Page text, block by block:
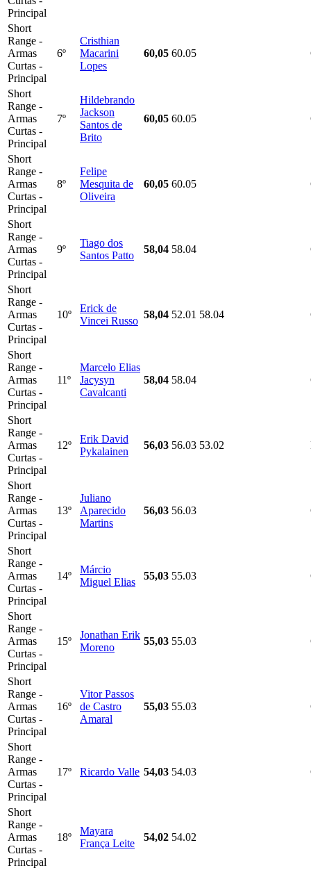
Principal
Short
Range -
Armas
Curtas -
Principal
6º
Cristhian
Macarini
Lopes
60,05 60.05
Short
Range -
Armas
Curtas -
Principal
7º
Hildebrando
Jackson
Santos de
Brito
60,05 60.05
Short
Range -
Armas
Curtas -
Principal
8º
Felipe
Mesquita de
Oliveira
60,05 60.05
Short
Range -
Armas
Curtas -
Principal
9º
Tiago dos
Santos Patto
58,04 58.04
Short
Range -
Armas
Curtas -
Principal
10º
Erick de
Vincei Russo
58,04 52.01 58.04
Short
Range -
Armas
Curtas -
Principal
11º
Marcelo Elias
Jacysyn
Cavalcanti
58,04 58.04
Short
Range -
Armas
Curtas -
Principal
12º
Erik David
Pykalainen
56,03 56.03 53.02
Short
Range -
Armas
Curtas -
Principal
13º
Juliano
Aparecido
Martins
56,03 56.03
Short
Range -
Armas
Curtas -
Principal
14º
Márcio
Miguel Elias
55,03 55.03
Short
Range -
Armas
Curtas -
Principal
15º
Jonathan Erik
Moreno
55,03 55.03
Short
Range -
Armas
Curtas -
Principal
16º
Vitor Passos
de Castro
Amaral
55,03 55.03
Short
Range -
Armas
Curtas -
Principal
17º Ricardo Valle 54,03 54.03
Short
Range -
Armas
Curtas -
Principal
18º
Mayara
França Leite
54,02 54.02